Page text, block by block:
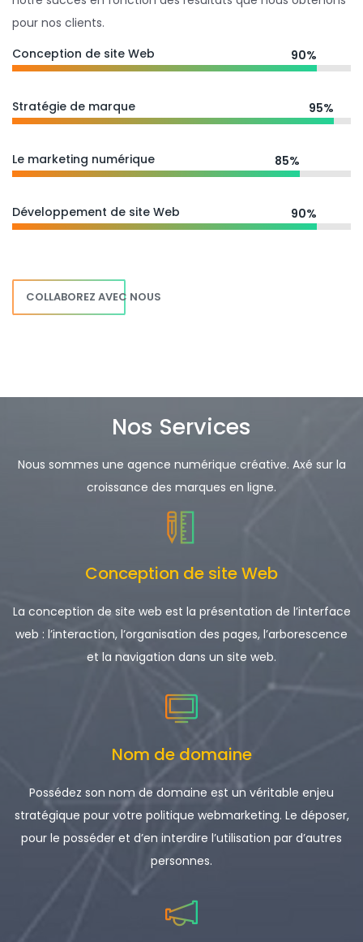
pour nos clients.
Conception de site Web
90%
Stratégie de marque 95%
Le marketing numérique 85%
Développement de site Web 90%
COLLABOREZ AVEC NOUS
Nos Services
Nous sommes une agence numérique créative. Axé sur la
croissance des marques en ligne.
Conception de site Web
La conception de site web est la présentation de l’interface
web : l’interaction, l’organisation des pages, l’arborescence
et la navigation dans un site web.
Nom de domaine
Possédez son nom de domaine est un véritable enjeu
stratégique pour votre politique webmarketing. Le déposer,
pour le posséder et d’en interdire l’utilisation par d’autres
personnes.